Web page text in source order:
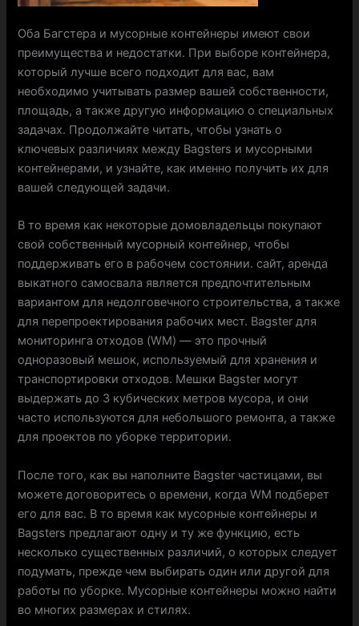
Оба Багстера и мусорные контейнеры имеют свои
преимущества и недостатки. При выборе контейнера,
который лучше всего подходит для вас, вам
необходимо учитывать размер вашей собственности,
площадь, а также другую информацию о специальных
задачах. Продолжайте читать, чтобы узнать о
ключевых различиях между Bagsters и мусорными
контейнерами, и узнайте, как именно получить их для
вашей следующей задачи.
В то время как некоторые домовладельцы покупают
свой собственный мусорный контейнер, чтобы
поддерживать его в рабочем состоянии. сайт, аренда
выкатного самосвала является предпочтительным
вариантом для недолговечного строительства, а также
для перепроектирования рабочих мест. Bagster для
мониторинга отходов (WM) — это прочный
одноразовый мешок, используемый для хранения и
транспортировки отходов. Мешки Bagster могут
выдержать до 3 кубических метров мусора, и они
часто используются для небольшого ремонта, а также
для проектов по уборке территории.
После того, как вы наполните Bagster частицами, вы
можете договоритесь о времени, когда WM подберет
его для вас. В то время как мусорные контейнеры и
Bagsters предлагают одну и ту же функцию, есть
несколько существенных различий, о которых следует
подумать, прежде чем выбирать один или другой для
работы по уборке. Мусорные контейнеры можно найти
во многих размерах и стилях.